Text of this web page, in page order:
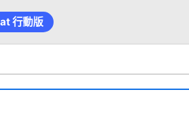
行動版